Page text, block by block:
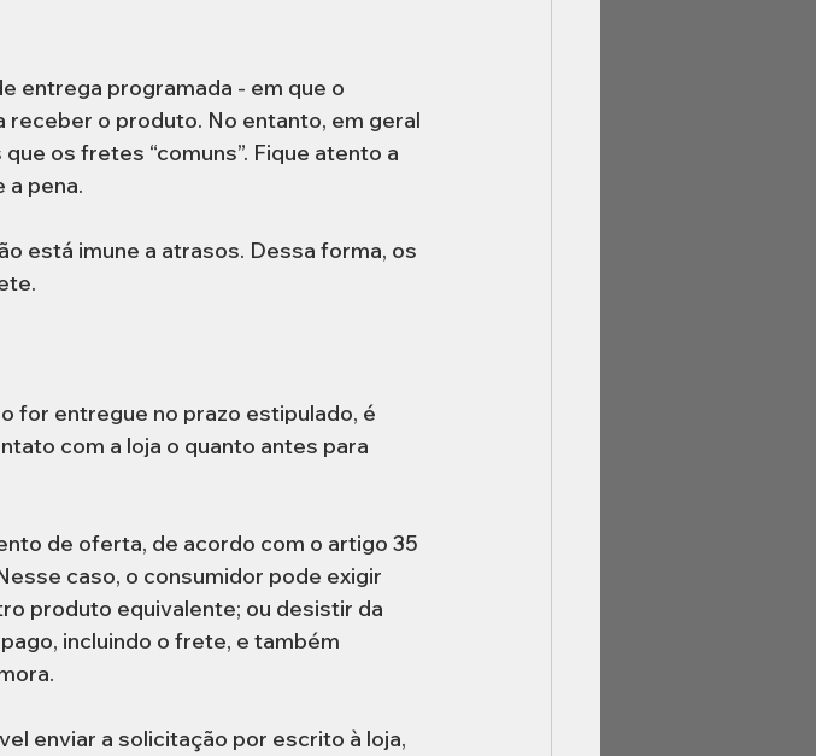
entrega programada - em que o
o produto. No entanto, em geral
os fretes “comuns”. Fique atento a
a pena.
está imune a atrasos. Dessa forma, os
for entregue no prazo estipulado, é
com a loja o quanto antes para
de oferta, de acordo com o artigo 35
caso, o consumidor pode exigir
produto equivalente; ou desistir da
incluindo o frete, e também
enviar a solicitação por escrito à loja,